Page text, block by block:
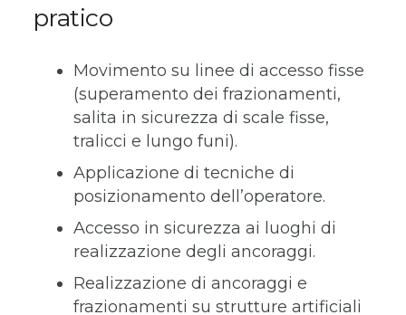
pratico
Movimento su linee di accesso fisse
(superamento dei frazionamenti,
salita in sicurezza di scale fisse,
tralicci e lungo funi).
Applicazione di tecniche di
posizionamento dell’operatore.
Accesso in sicurezza ai luoghi di
realizzazione degli ancoraggi.
Realizzazione di ancoraggi e
frazionamenti su strutture artificiali